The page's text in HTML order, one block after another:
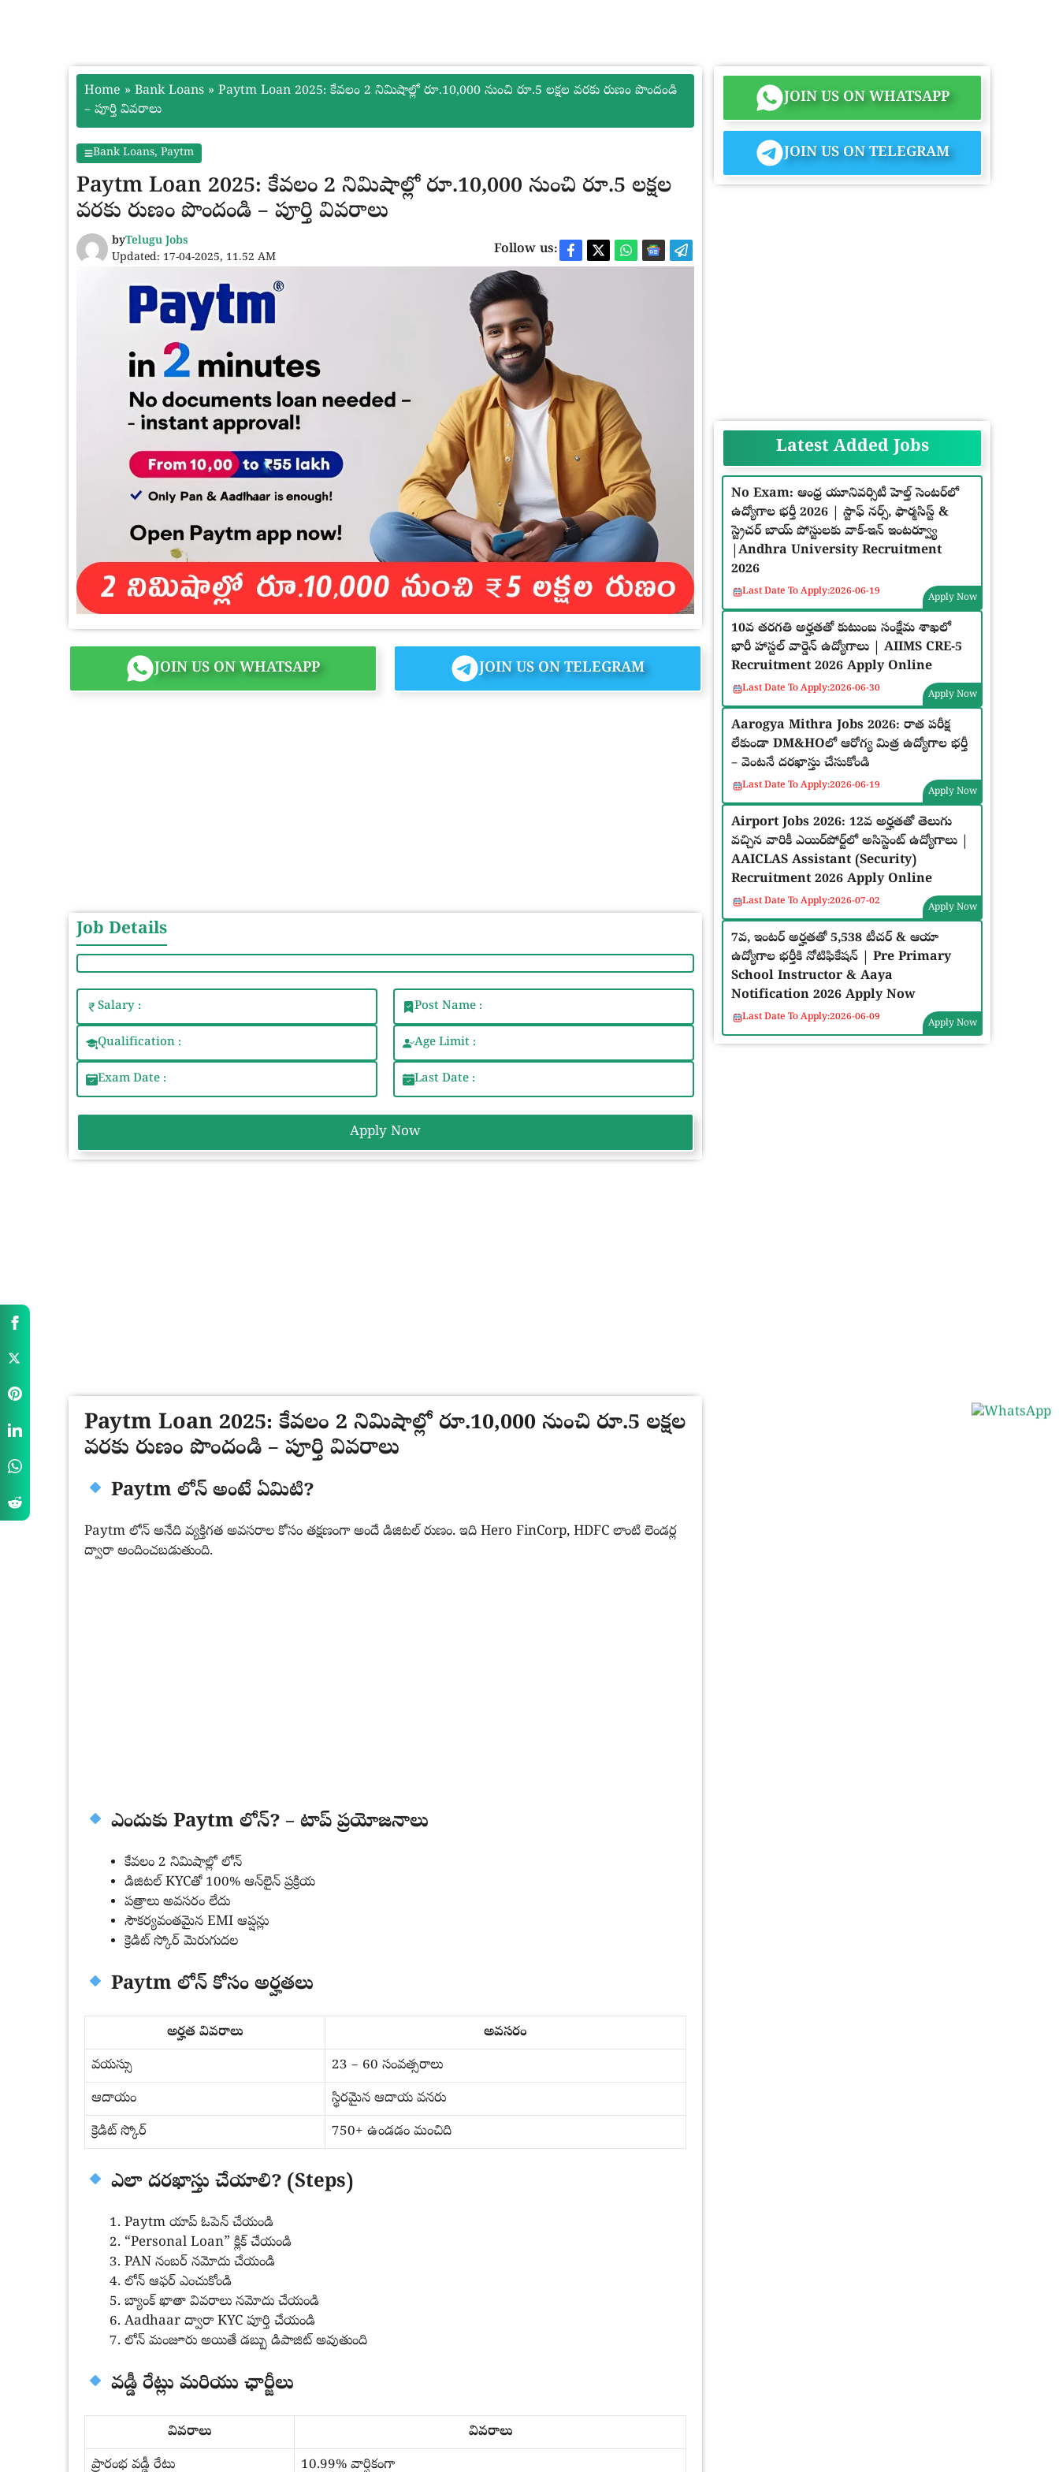
Home » Bank Loans » Paytm Loan 2025: కేవలం 2 నిమిషాల్లో రూ.10,000 నుంచి రూ.5 లక్షల వరకు రుణం పొందండి
– పూర్తి వివరాలు
Bank Loans,Paytm
Paytm Loan 2025: కేవలం 2 నిమిషాల్లో రూ.10,000 నుంచి రూ.5 లక్షల
వరకు రుణం పొందండి – పూర్తి వివరాలు
byTelugu Jobs
Updated: 17-04-2025, 11.52 AM
Follow us:
JOIN US ON WHATSAPP JOIN US ON TELEGRAM
Job Details
Salary : Post Name :
Qualification : Age Limit :
Exam Date : Last Date :
Apply Now
Paytm Loan 2025: కేవలం 2 నిమిషాల్లో రూ.10,000 నుంచి రూ.5 లక్షల
వరకు రుణం పొందండి – పూర్తి వివరాలు
Paytm లోన్ అంటే ఏమిటి?
Paytm లోన్ అనేది వ్యక్తిగత అవసరాల కోసం తక్షణంగా అందే డిజిటల్ రుణం. ఇది Hero FinCorp, HDFC లాంటి లెండర్ల
ద్వారా అందించబడుతుంది.
ఎందుకు Paytm లోన్? – టాప్ ప్రయోజనాలు
కేవలం 2 నిమిషాల్లో లోన్
డిజిటల్ KYCతో 100% ఆన్‌లైన్ ప్రక్రియ
పత్రాలు అవసరం లేదు
సౌకర్యవంతమైన EMI ఆప్షన్లు
క్రెడిట్ స్కోర్ మెరుగుదల
Paytm లోన్ కోసం అర్హతలు
అర్హత వివరాలు
అవసరం
వయస్సు
23 – 60 సంవత్సరాలు
ఆదాయం
స్థిరమైన ఆదాయ వనరు
క్రెడిట్ స్కోర్
750+ ఉండడం మంచిది
ఎలా దరఖాస్తు చేయాలి? (Steps)
Paytm యాప్ ఓపెన్ చేయండి
“Personal Loan” క్లిక్ చేయండి
PAN నంబర్ నమోదు చేయండి
లోన్ ఆఫర్ ఎంచుకోండి
బ్యాంక్ ఖాతా వివరాలు నమోదు చేయండి
Aadhaar ద్వారా KYC పూర్తి చేయండి
లోన్ మంజూరు అయితే డబ్బు డిపాజిట్ అవుతుంది
వడ్డీ రేట్లు మరియు ఛార్జీలు
వివరాలు
వివరాలు
ప్రారంభ వడ్డీ రేటు
10.99% వార్షికంగా
JOIN US ON WHATSAPP
JOIN US ON TELEGRAM
Latest Added Jobs
No Exam: ఆంధ్ర యూనివర్సిటీ హెల్త్ సెంటర్‌లో
ఉద్యోగాల భర్తీ 2026 | స్టాఫ్ నర్స్, ఫార్మసిస్ట్ &
స్ట్రెచర్ బాయ్ పోస్టులకు వాక్-ఇన్ ఇంటర్వ్యూ
|Andhra University Recruitment
2026
Last Date To Apply:2026-06-19 Apply Now
10వ తరగతి అర్హతతో కుటుంబ సంక్షేమ శాఖలో
భారీ హాస్టల్ వార్డెన్ ఉద్యోగాలు | AIIMS CRE-5
Recruitment 2026 Apply Online
Last Date To Apply:2026-06-30 Apply Now
Aarogya Mithra Jobs 2026: రాత పరీక్ష
లేకుండా DM&HOలో ఆరోగ్య మిత్ర ఉద్యోగాల భర్తీ
– వెంటనే దరఖాస్తు చేసుకోండి
Last Date To Apply:2026-06-19 Apply Now
Airport Jobs 2026: 12వ అర్హతతో తెలుగు
వచ్చిన వారికీ ఎయిర్‌పోర్ట్‌లో అసిస్టెంట్ ఉద్యోగాలు |
AAICLAS Assistant (Security)
Recruitment 2026 Apply Online
Last Date To Apply:2026-07-02 Apply Now
7వ, ఇంటర్ అర్హతతో 5,538 టీచర్ & ఆయా
ఉద్యోగాల భర్తీకి నోటిఫికేషన్ | Pre Primary
School Instructor & Aaya
Notification 2026 Apply Now
Last Date To Apply:2026-06-09 Apply Now